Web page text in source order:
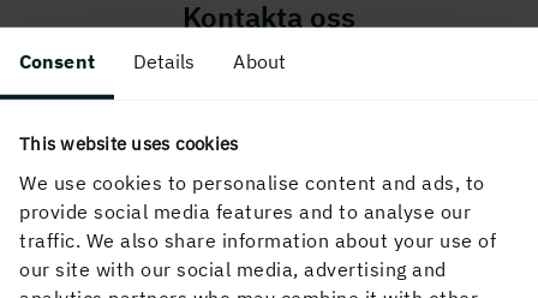
Consent Details About
This website uses cookies
We use cookies to personalise content and ads, to
provide social media features and to analyse our
traffic. We also share information about your use of
our site with our social media, advertising and
Kontakta oss
Du måste vara inloggad för att skicka formuläret. Om du är
inloggad och ändå inte kan skicka det, se till att "Do not
Namn